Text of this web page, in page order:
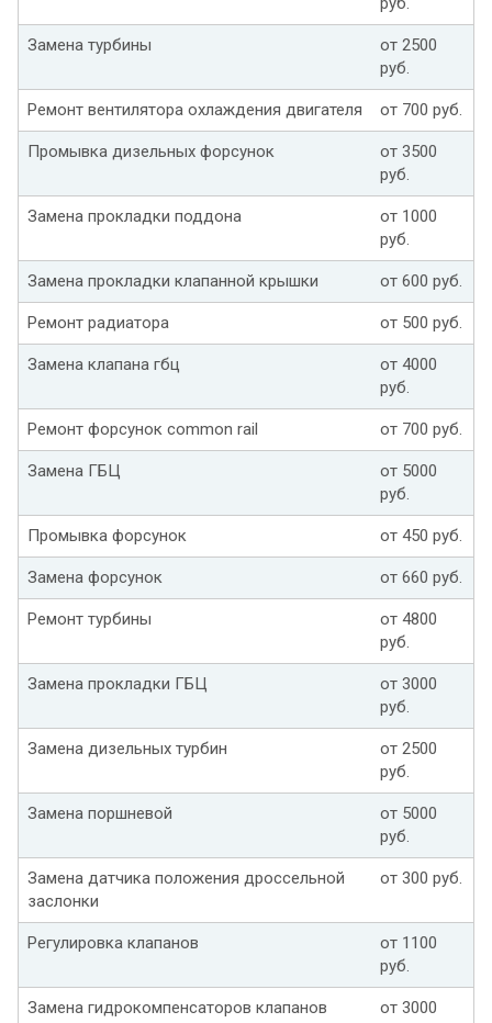
Замена турбины
от 2500
руб.
Ремонт вентилятора охлаждения двигателя от 700 руб.
Промывка дизельных форсунок
от 3500
руб.
Замена прокладки поддона
от 1000
руб.
Замена прокладки клапанной крышки от 600 руб.
Ремонт радиатора от 500 руб.
Замена клапана гбц
от 4000
руб.
Ремонт форсунок common rail от 700 руб.
Замена ГБЦ
от 5000
руб.
Промывка форсунок от 450 руб.
Замена форсунок от 660 руб.
Ремонт турбины
от 4800
руб.
Замена прокладки ГБЦ
от 3000
руб.
Замена дизельных турбин
от 2500
руб.
Замена поршневой
от 5000
руб.
Замена датчика положения дроссельной
заслонки
от 300 руб.
Регулировка клапанов
от 1100
руб.
Замена гидрокомпенсаторов клапанов
от 3000